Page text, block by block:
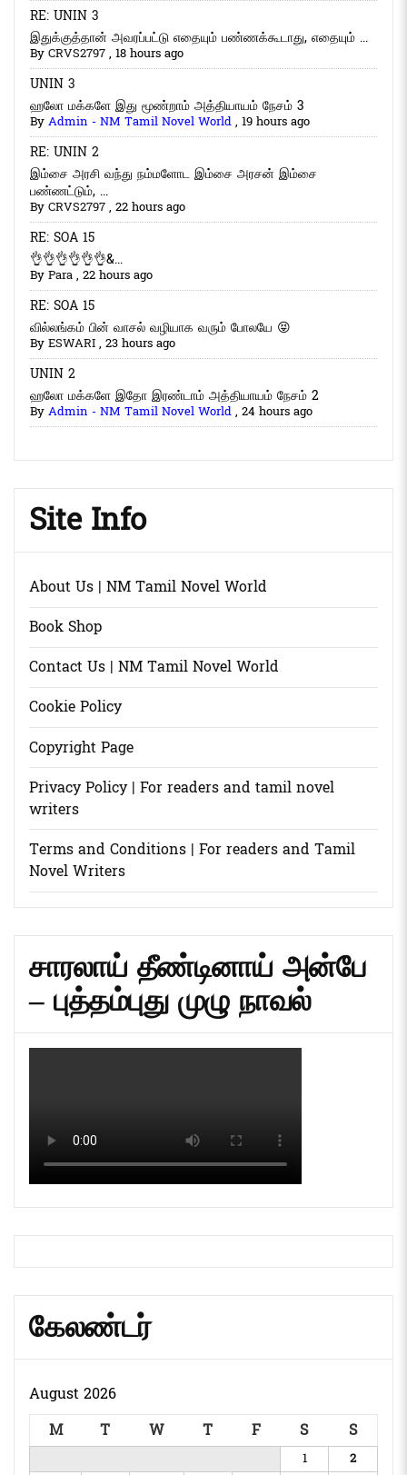
RE: UNIN 3
இதுக்குத்தான் அவரப்பட்டு எதையும் பண்ணக்கூடாது, எதையும் ...
ByCRVS2797, 18 hours ago
UNIN 3
ஹலோ மக்களே இது மூண்றாம் அத்தியாயம் நேசம் 3
ByAdmin - NM Tamil Novel World, 19 hours ago
RE: UNIN 2
இம்சை அரசி வந்து நம்மளோட இம்சை அரசன் இம்சை
பண்ணட்டும், ...
ByCRVS2797, 22 hours ago
RE: SOA 15
👌👌👌👌👌👌&...
ByPara, 22 hours ago
RE: SOA 15
வில்லங்கம் பின் வாசல் வழியாக வரும் போலயே 😝
ByESWARI, 23 hours ago
UNIN 2
ஹலோ மக்களே இதோ இரண்டாம் அத்தியாயம் நேசம் 2
ByAdmin - NM Tamil Novel World, 24 hours ago
Site Info
About Us | NM Tamil Novel World
Book Shop
Contact Us | NM Tamil Novel World
Cookie Policy
Copyright Page
Privacy Policy | For readers and tamil novel
writers
Terms and Conditions | For readers and Tamil
Novel Writers
சாரலாய் தீண்டினாய் அன்பே
– புத்தம்புது முழு நாவல்
கேலண்டர்
August 2026
M
T W T F S S
1
2